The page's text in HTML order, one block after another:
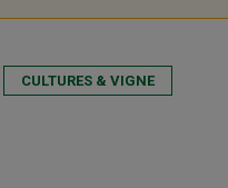
CULTURES & VIGNE